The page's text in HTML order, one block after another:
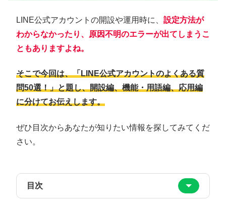
LINE公式アカウントの開設や運用時に、 設定方法が
わからなかったり、原因不明のエラーが出てしまうこ
ともありますよね。
そこで今回は、「LINE公式アカウントのよくある質
問50選！」と題し、開設編、機能・用語編、応用編
に分けてお伝えします。
ぜひ目次からあなたが知りたい情報を探してみてくだ
さい。
目次